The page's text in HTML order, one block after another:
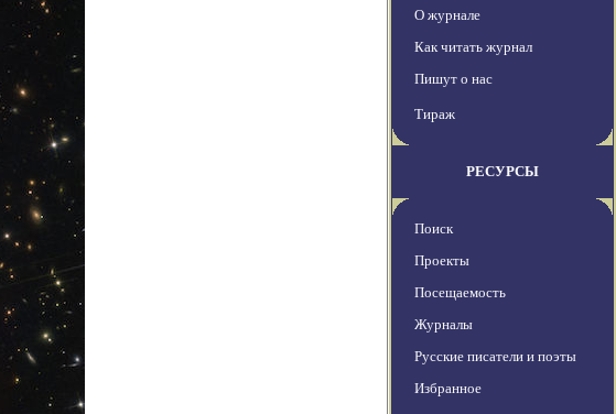
О журнале
Как читать журнал
Пишут о нас
Тираж
РЕСУРСЫ
Поиск
Проекты
Посещаемость
Журналы
Русские писатели и поэты
Избранное